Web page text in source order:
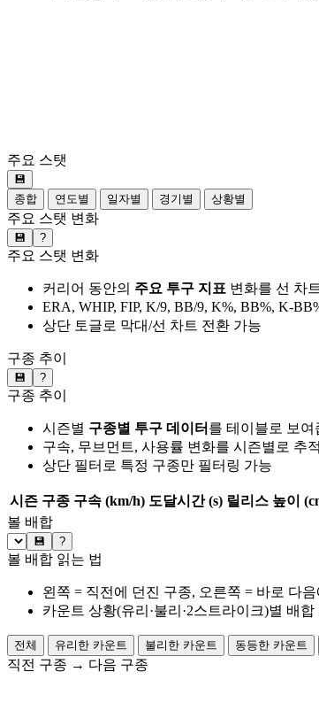
주요 스탯
💾
종합
연도별 일자별 경기별 상황별
주요 스탯 변화
💾 ?
주요 스탯 변화
커리어 동안의 주요 투구 지표 변화를 선 차
ERA, WHIP, FIP, K/9, BB/9, K%, BB%, K-
상단 토글로 막대/선 차트 전환 가능
구종 추이
💾 ?
구종 추이
시즌별 구종별 투구 데이터 를 테이블로 보여
구속, 무브먼트, 사용률 변화를 시즌별로 추적
상단 필터로 특정 구종만 필터링 가능
시즌 구종 구속 (km/h) 도달시간 (s) 릴리스 높이
볼 배합
💾 ?
볼 배합 읽는 법
왼쪽 = 직전에 던진 구종, 오른쪽 = 바로 다
카운트 상황(유리·불리·2스트라이크)별 배합
전체 유리한 카운트 불리한 카운트 동등한 카운트
직전 구종 → 다음 구종